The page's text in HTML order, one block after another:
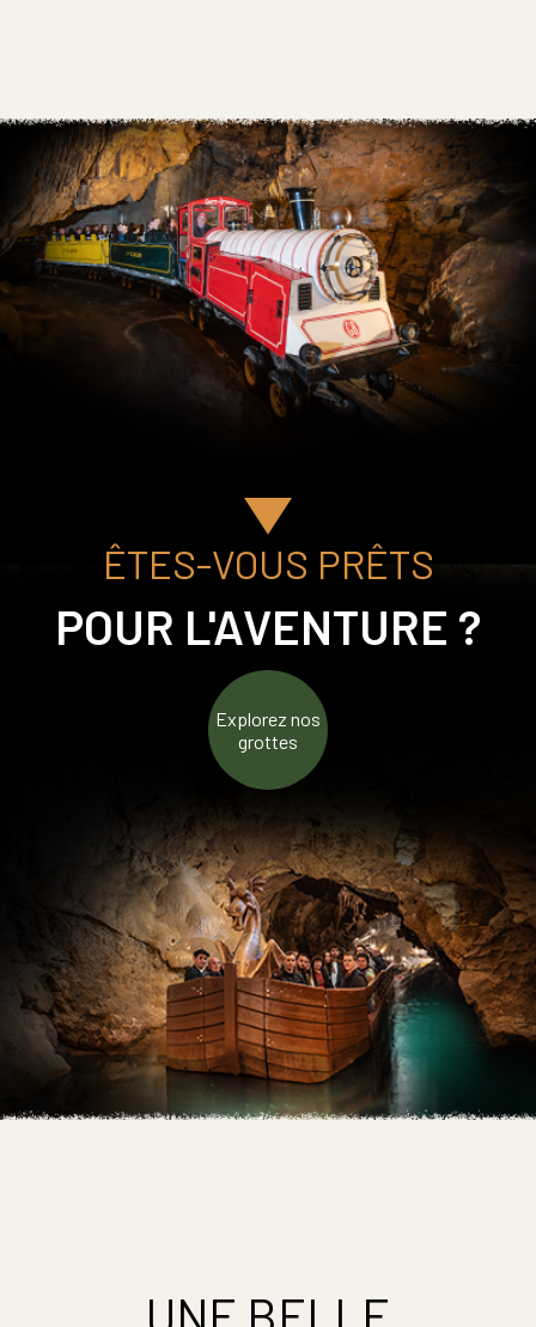
UNE DES 1ÈRES GROTTES OUVERTES AU PUBLIC
Unique
BALADE EN BARQUE SUR LA RIVIÈRE
SOUTERRAINE
Magnifique
1H20 DE VISITE GUIDÉE AU MILIEU DES
CONCRÉTIONS
ÊTES-VOUS PRÊTS
POUR L'AVENTURE ?
Explorez nos
grottes
UNE BELLE